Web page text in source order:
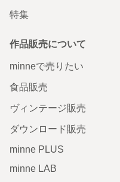
特集
作品販売について
minneで売りたい
食品販売
ヴィンテージ販売
ダウンロード販売
minne PLUS
minne LAB